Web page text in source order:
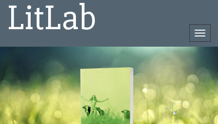
LitLab
het
inhoud